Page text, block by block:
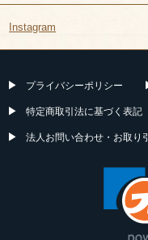
Instagram
プライバシーポリシー
特定商取引法に基づく表記
法人お問い合わせ・お取り